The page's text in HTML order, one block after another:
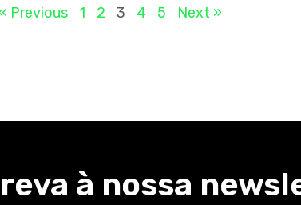
Previous 1 2 3 4 5 Next »
à nossa